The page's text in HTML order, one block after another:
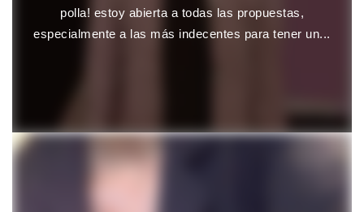
polla! estoy abierta a todas las propuestas,
especialmente a las más indecentes para tener un...